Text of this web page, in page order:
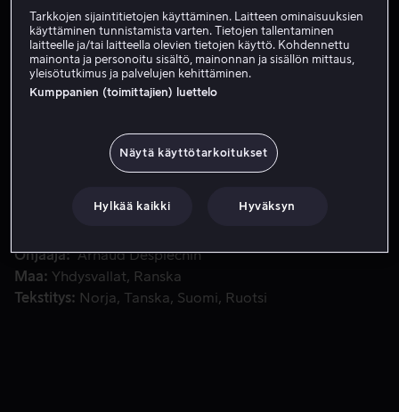
Vuokraa 3,99 €
Vaikeuksissa oleva intiaaniveteraani solmii erikoisen
Vaikeuksissa oleva intiaaniveteraani solmii erikoisen
kanssa, kun he yrittävät löytää parannuskeinon hänen
kärsimyksiinsä.
Benicio Del Toro Mathieu Amalric
Ohjaaja
Arnaud Desplechin
Maa
Yhdysvallat
Ranska
Tekstitys
Norja Tanska Suomi Ruotsi
Tarkkojen sijaintitietojen käyttäminen. Laitteen ominaisuuksien
käyttäminen tunnistamista varten. Tietojen tallentaminen
laitteelle ja/tai laitteella olevien tietojen käyttö. Kohdennettu
mainonta ja personoitu sisältö, mainonnan ja sisällön mittaus,
yleisötutkimus ja palvelujen kehittäminen.
Kumppanien (toimittajien) luettelo
Näytä käyttötarkoitukset
Hylkää kaikki Hyväksyn